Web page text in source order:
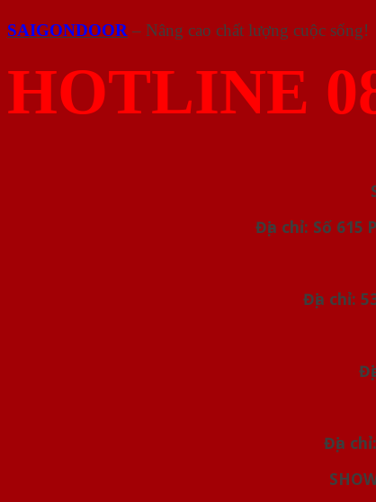
SAIGONDOOR – Nâng cao chất lượng cuộc sống!
HOTLINE
Địa chỉ: Số 615
Địa chỉ:
Địa